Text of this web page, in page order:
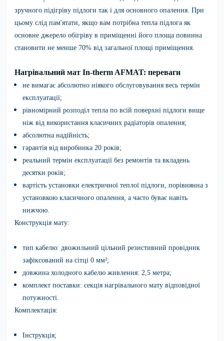
зручного підігріву підлоги так і для основного опалення. При
цьому слід пам'ятати, якщо вам потрібна тепла підлога як
основне джерело обігріву в приміщенні його площа повинна
становити не менше 70% від загальної площі приміщення.
Нагрівальний мат In-therm AFMAT: переваги
не вимагає абсолютно ніякого обслуговування весь термін
експлуатації;
рівномірний розподіл тепла по всій поверхні підлоги вище
ніж від використання класичних радіаторів опалення;
абсолютна надійність;
гарантія від виробника 20 років;
реальний термін експлуатації без ремонтів та вкладень
десятки років;
вартість установки електричної теплої підлоги, порівнянна з
установкою класичного опалення, а часто буває навіть
нижчою.
Конструкція мату:
тип кабелю: двожильний цільний резистивний провідник
зафіксований на сітці 0 мм²;
довжина холодного кабелю живлення: 2,5 метра;
комплект поставки: секція нагрівального мату відповідної
потужності.
Комплектація:
Інструкція;